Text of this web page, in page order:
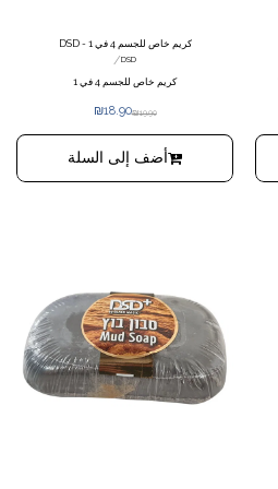
كريم خاص للجسم 4 في 1 - DSD
DSD
/
كريم خاص للجسم 4 في 1
₪19.90
₪18.90
أضف إلى السلة